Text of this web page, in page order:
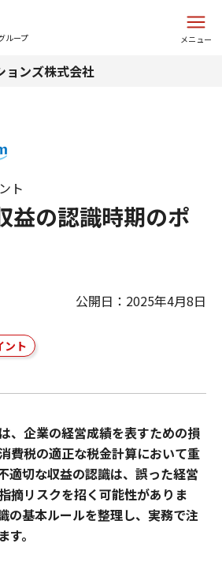
ループ メニュー
ョンズ株式会社
の認識時期のポ
ト
公開日：2025年4月8日
ント
、企業の経営成績を表すための損
費税の適正な税金計算において重
適切な収益の認識は、誤った経営
摘リスクを招く可能性がありま
の基本ルールを整理し、実務で注
。